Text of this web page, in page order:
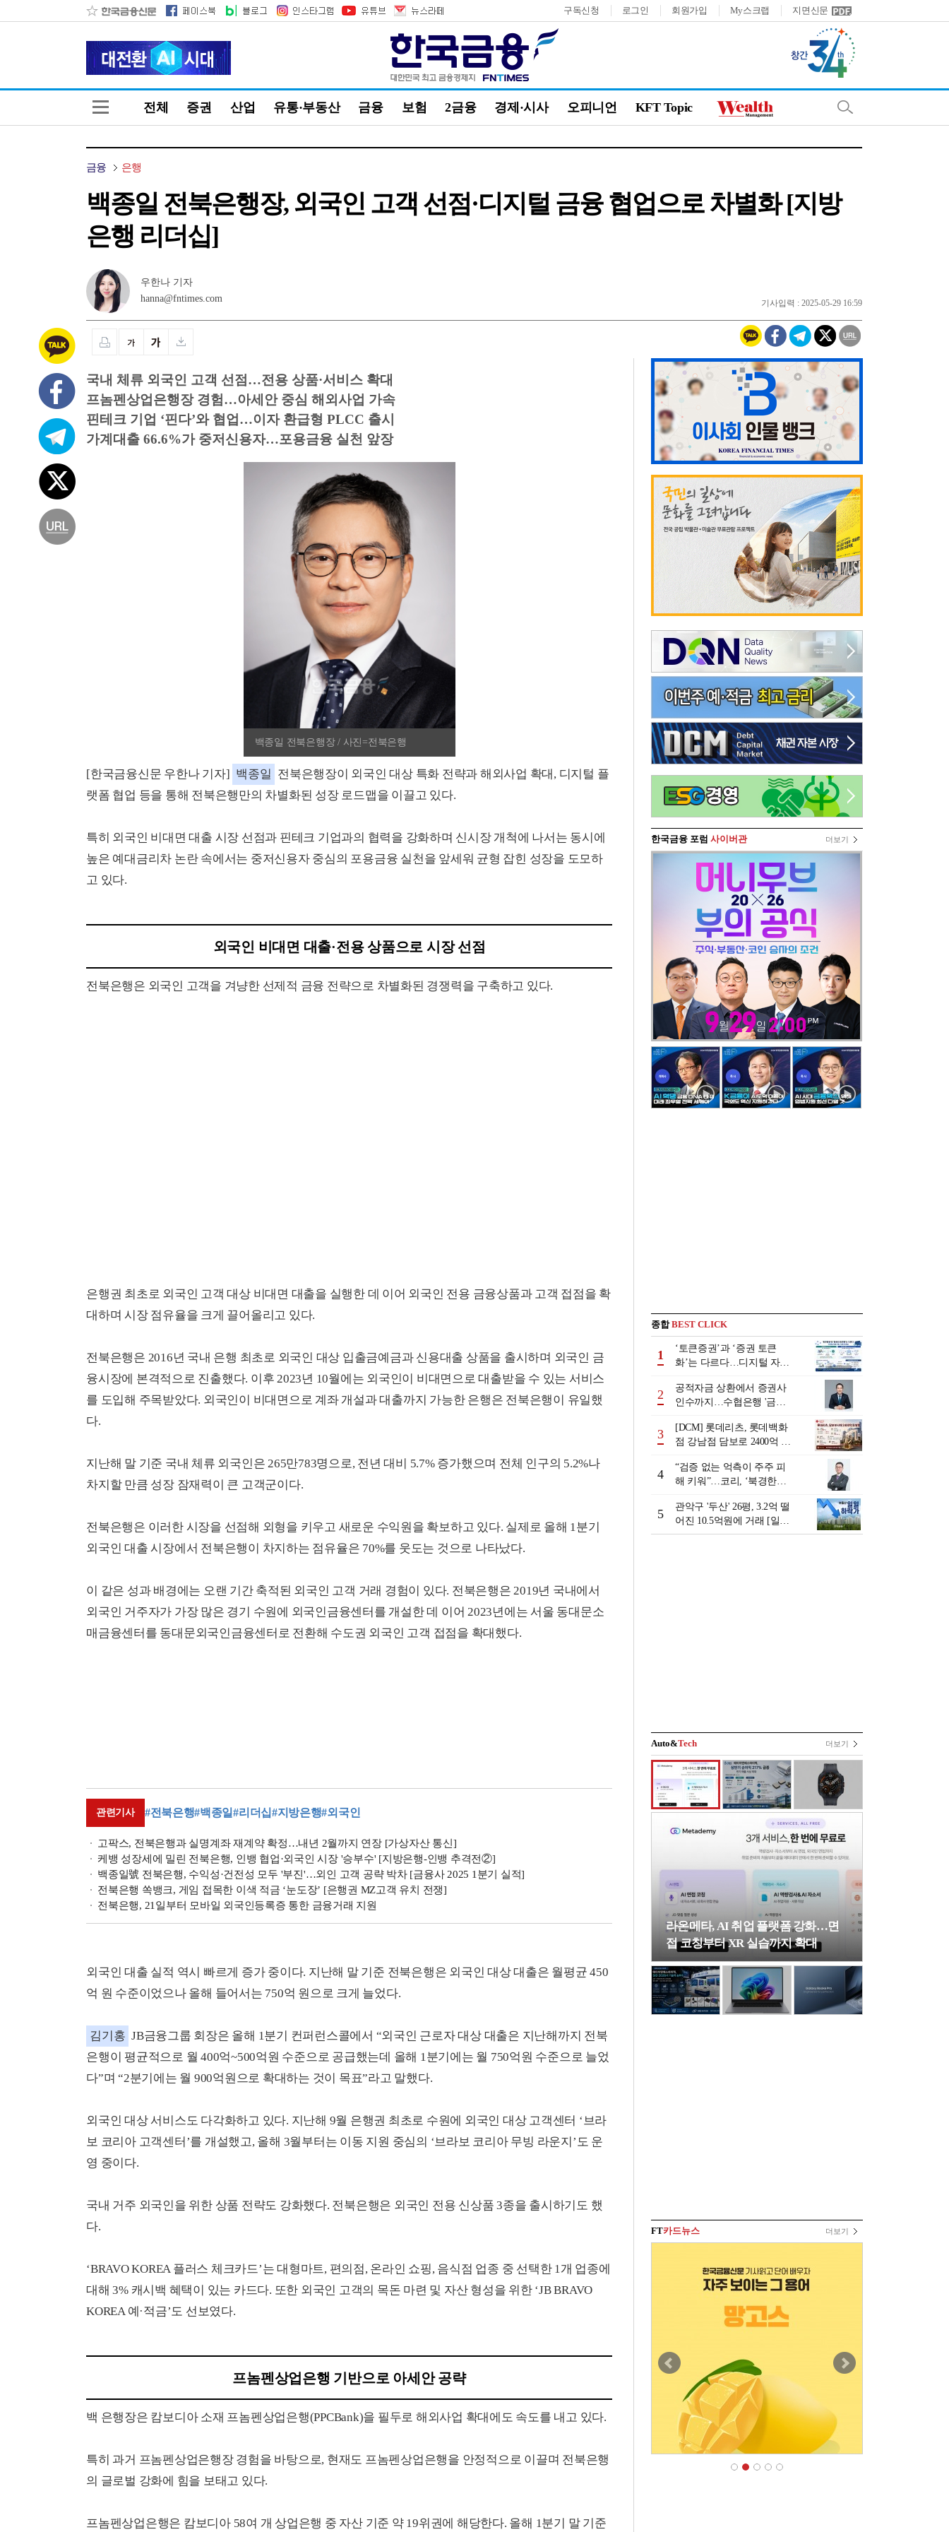
구독신청 로그인 회원가입 My스크랩 지면신문
전체 증권 산업 유통·부동산 금융 보험 2금융 경제·시사 오피니언 KFT Topic
금융 은행
백종일 전북은행장, 외국인 고객 선점·디지털 금융 협업으로 차별화 [지방
은행 리더십]
우한나 기자
hanna@fntimes.com
기사입력 : 2025-05-29 16:59
국내 체류 외국인 고객 선점…전용 상품·서비스 확대
프놈펜상업은행장 경험…아세안 중심 해외사업 가속
핀테크 기업 ‘핀다’와 협업…이자 환급형 PLCC 출시
가계대출 66.6%가 중저신용자…포용금융 실천 앞장
백종일 전북은행장 / 사진=전북은행
[한국금융신문 우한나 기자] 백종일 전북은행장이 외국인 대상 특화 전략과 해외사업 확대, 디지털 플
랫폼 협업 등을 통해 전북은행만의 차별화된 성장 로드맵을 이끌고 있다.
특히 외국인 비대면 대출 시장 선점과 핀테크 기업과의 협력을 강화하며 신시장 개척에 나서는 동시에
높은 예대금리차 논란 속에서는 중저신용자 중심의 포용금융 실천을 앞세워 균형 잡힌 성장을 도모하
고 있다.
외국인 비대면 대출·전용 상품으로 시장 선점
전북은행은 외국인 고객을 겨냥한 선제적 금융 전략으로 차별화된 경쟁력을 구축하고 있다.
은행권 최초로 외국인 고객 대상 비대면 대출을 실행한 데 이어 외국인 전용 금융상품과 고객 접점을 확
대하며 시장 점유율을 크게 끌어올리고 있다.
전북은행은 2016년 국내 은행 최초로 외국인 대상 입출금예금과 신용대출 상품을 출시하며 외국인 금
융시장에 본격적으로 진출했다. 이후 2023년 10월에는 외국인이 비대면으로 대출받을 수 있는 서비스
를 도입해 주목받았다. 외국인이 비대면으로 계좌 개설과 대출까지 가능한 은행은 전북은행이 유일했
다.
지난해 말 기준 국내 체류 외국인은 265만783명으로, 전년 대비 5.7% 증가했으며 전체 인구의 5.2%나
차지할 만큼 성장 잠재력이 큰 고객군이다.
전북은행은 이러한 시장을 선점해 외형을 키우고 새로운 수익원을 확보하고 있다. 실제로 올해 1분기
외국인 대출 시장에서 전북은행이 차지하는 점유율은 70%를 웃도는 것으로 나타났다.
이 같은 성과 배경에는 오랜 기간 축적된 외국인 고객 거래 경험이 있다. 전북은행은 2019년 국내에서
외국인 거주자가 가장 많은 경기 수원에 외국인금융센터를 개설한 데 이어 2023년에는 서울 동대문소
매금융센터를 동대문외국인금융센터로 전환해 수도권 외국인 고객 접점을 확대했다.
관련기사 #전북은행#백종일#리더십#지방은행#외국인
고팍스, 전북은행과 실명계좌 재계약 확정…내년 2월까지 연장 [가상자산 통신]
케뱅 성장세에 밀린 전북은행, 인뱅 협업·외국인 시장 '승부수' [지방은행-인뱅 추격전②]
백종일號 전북은행, 수익성·건전성 모두 '부진'…외인 고객 공략 박차 [금융사 2025 1분기 실적]
전북은행 쏙뱅크, 게임 접목한 이색 적금 ‘눈도장’ [은행권 MZ고객 유치 전쟁]
전북은행, 21일부터 모바일 외국인등록증 통한 금융거래 지원
외국인 대출 실적 역시 빠르게 증가 중이다. 지난해 말 기준 전북은행은 외국인 대상 대출은 월평균 450
억 원 수준이었으나 올해 들어서는 750억 원으로 크게 늘었다.
김기홍 JB금융그룹 회장은 올해 1분기 컨퍼런스콜에서 “외국인 근로자 대상 대출은 지난해까지 전북
은행이 평균적으로 월 400억~500억원 수준으로 공급했는데 올해 1분기에는 월 750억원 수준으로 늘었
다”며 “2분기에는 월 900억원으로 확대하는 것이 목표”라고 말했다.
외국인 대상 서비스도 다각화하고 있다. 지난해 9월 은행권 최초로 수원에 외국인 대상 고객센터 ‘브라
보 코리아 고객센터’를 개설했고, 올해 3월부터는 이동 지원 중심의 ‘브라보 코리아 무빙 라운지’도 운
영 중이다.
국내 거주 외국인을 위한 상품 전략도 강화했다. 전북은행은 외국인 전용 신상품 3종을 출시하기도 했
다.
‘BRAVO KOREA 플러스 체크카드’는 대형마트, 편의점, 온라인 쇼핑, 음식점 업종 중 선택한 1개 업종에
대해 3% 캐시백 혜택이 있는 카드다. 또한 외국인 고객의 목돈 마련 및 자산 형성을 위한 ‘JB BRAVO
KOREA 예·적금’도 선보였다.
프놈펜상업은행 기반으로 아세안 공략
백 은행장은 캄보디아 소재 프놈펜상업은행(PPCBank)을 필두로 해외사업 확대에도 속도를 내고 있다.
특히 과거 프놈펜상업은행장 경험을 바탕으로, 현재도 프놈펜상업은행을 안정적으로 이끌며 전북은행
의 글로벌 강화에 힘을 보태고 있다.
프놈펜상업은행은 캄보디아 58여 개 상업은행 중 자산 기준 약 19위권에 해당한다. 올해 1분기 말 기준
한국금융 포럼 사이버관 더보기
종합BEST CLICK
1
‘토큰증권’과 ‘증권 토큰
화’는 다르다…디지털 자본
2
공적자금 상환에서 증권사
인수까지…수협은행 '금융
행 금융그룹의 꿈①]
3
[DCM] 롯데리츠, 롯데백화
점 강남점 담보로 2400억 조
4
“검증 없는 억측이 주주 피
해 키워”…코리, ‘북경한미
5
관악구 '두산' 26평, 3.2억 떨
어진 10.5억원에 거래 [일일
하락가]
Auto&Tech 더보기
라온메타, AI 취업 플랫폼 강화…면
접 코칭부터 XR 실습까지 확대
FT카드뉴스 더보기